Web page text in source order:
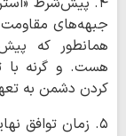
جبهه‌های مقاومت
همانطور که
هست. و گرنه با
کردن دشمن به
۵. زمان توافق